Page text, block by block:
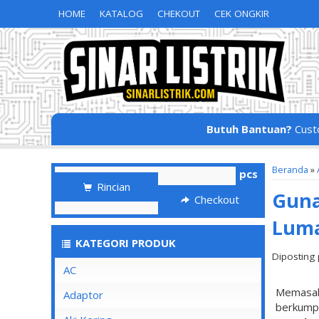
HOME KATALOG CHEKOUT CEK ONGKIR
Butuh Bantuan?
Beranda »
Diposting
pcs
Rincian
Checkout
KATEGORI PRODUK
AC
Adaptor